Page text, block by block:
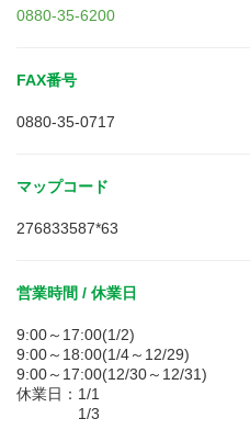
0880-35-6200
FAX番号
0880-35-0717
マップコード
276833587*63
営業時間 / 休業日
9:00～17:00(1/2)
9:00～18:00(1/4～12/29)
9:00～17:00(12/30～12/31)
休業日：1/1
1/3